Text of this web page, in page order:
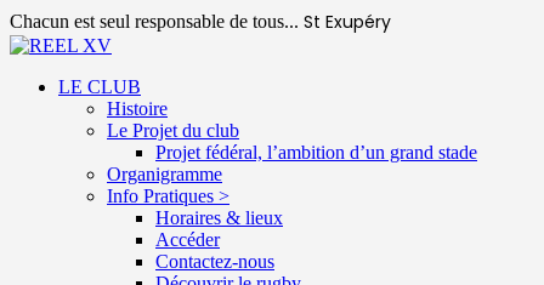
Chacun est seul responsable de tous... St Exupéry
LE CLUB
Histoire
Le Projet du club
Projet fédéral, l’ambition d’un grand stade
Organigramme
Info Pratiques >
Horaires & lieux
Accéder
Contactez-nous